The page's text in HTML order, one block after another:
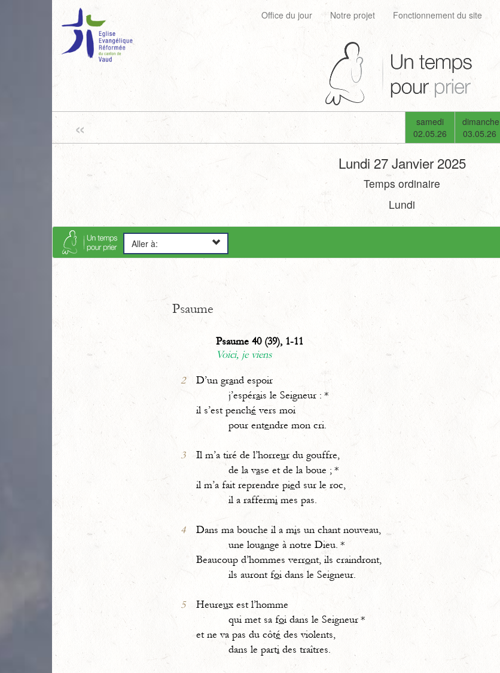
Office du jour Notre projet Fonctionnement du site
«
samedi
02.05.26
dimanche
03.05.26
Lundi 27 Janvier 2025
Temps ordinaire
Lundi
Aller à:
Psaume
Psaume 40 (39), 1-11
Voici, je viens
2 D’un grand espoir
j’espérais le Seigneur : *
il s’est penché vers moi
pour entendre mon cri.
3 Il m’a tiré de l’horreur du gouffre,
de la vase et de la boue ; *
il m’a fait reprendre pied sur le roc,
il a raffermi mes pas.
4 Dans ma bouche il a mis un chant nouveau,
une louange à notre Dieu. *
Beaucoup d’hommes verront, ils craindront,
ils auront foi dans le Seigneur.
5 Heureux est l’homme
qui met sa foi dans le Seigneur *
et ne va pas du côté des violents,
dans le parti des traîtres.